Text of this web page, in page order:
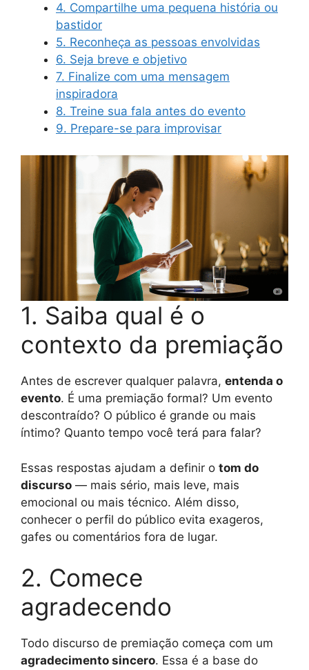
4. Compartilhe uma pequena história ou
bastidor
5. Reconheça as pessoas envolvidas
6. Seja breve e objetivo
7. Finalize com uma mensagem
inspiradora
8. Treine sua fala antes do evento
9. Prepare-se para improvisar
1. Saiba qual é o
contexto da premiação
Antes de escrever qualquer palavra, entenda o
evento. É uma premiação formal? Um evento
descontraído? O público é grande ou mais
íntimo? Quanto tempo você terá para falar?
Essas respostas ajudam a definir o tom do
discurso — mais sério, mais leve, mais
emocional ou mais técnico. Além disso,
conhecer o perfil do público evita exageros,
gafes ou comentários fora de lugar.
2. Comece
agradecendo
Todo discurso de premiação começa com um
agradecimento sincero. Essa é a base do